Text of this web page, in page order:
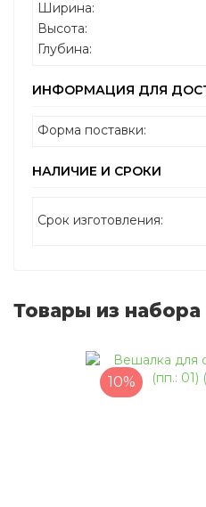
Ширина:
Высота:
Глубина:
ИНФОРМАЦИЯ ДЛЯ
Форма поставки:
НАЛИЧИЕ И СРОКИ
Срок изготовления:
Товары из набора
10%